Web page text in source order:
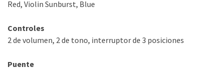
Red, Violin Sunburst, Blue
Controles
2 de volumen, 2 de tono, interruptor de 3 posiciones
Puente